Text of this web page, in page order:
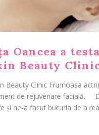
Oancea a
Beauty
Beauty Clinic Frumoasa
de rejuvenare facială.
și ne-a facut bucuria de a